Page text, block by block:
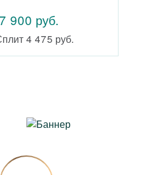
900 руб.
4 475 руб.